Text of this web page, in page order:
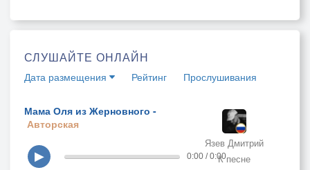
СЛУШАЙТЕ ОНЛАЙН
Дата размещения Рейтинг Прослушивания
Мама Оля из Жерновного -
Авторская
Язев Дмитрий
К песне
▶ 0:00 / 0:00